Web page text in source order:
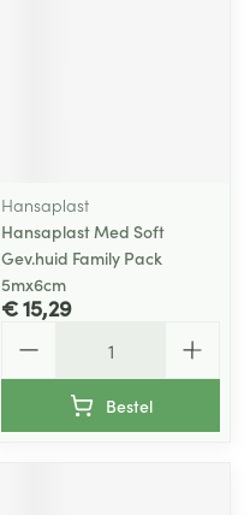
Hansaplast
Hansaplast Med Soft
Gev.huid Family Pack
5mx6cm
€ 15,29
Bestel